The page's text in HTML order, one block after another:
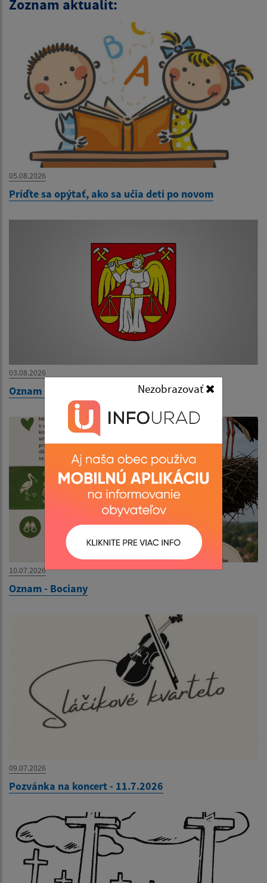
Nezobrazovať
Zoznam aktualít:
05.08.2026
Príďte sa opýtať, ako sa učia deti po novom
03.08.2026
Oznam - zatvorenie obecného úradu
10.07.2026
Oznam - Bociany
09.07.2026
Pozvánka na koncert - 11.7.2026